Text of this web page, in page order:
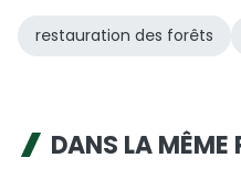
restauration des forêts
DANS LA MÊME